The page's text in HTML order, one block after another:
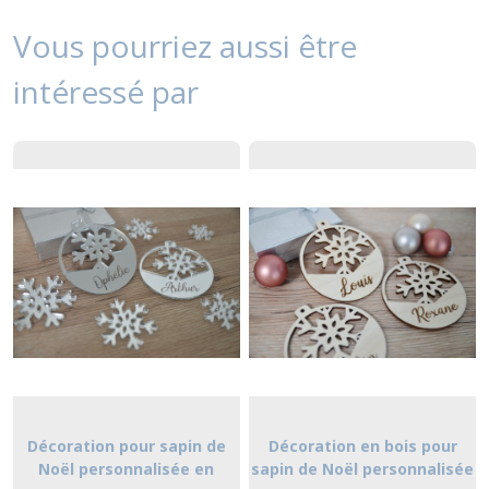
Vous pourriez aussi être
intéressé par
Décoration pour sapin de
Noël personnalisée en
Décoration en bois pour
sapin de Noël personnalisée